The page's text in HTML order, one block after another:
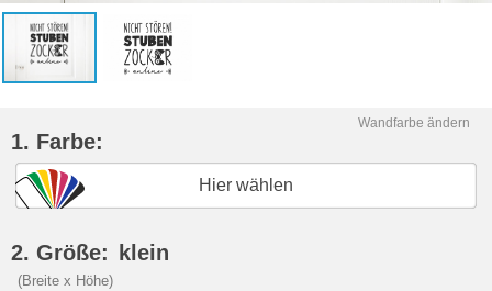
Wandfarbe ändern
1. Farbe:
Hier wählen
2. Größe: klein
(Breite x Höhe)